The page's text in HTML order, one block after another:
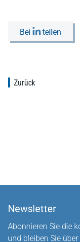
Bei teilen
Zurück
Newsletter
Abonnieren Sie die
und bleiben Sie